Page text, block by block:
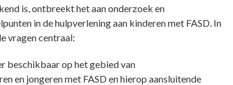
is, ontbreekt het aan onderzoek en
in de hulpverlening aan kinderen met FASD. In
vragen centraal:
beschikbaar op het gebied van
en jongeren met FASD en hierop aansluitende